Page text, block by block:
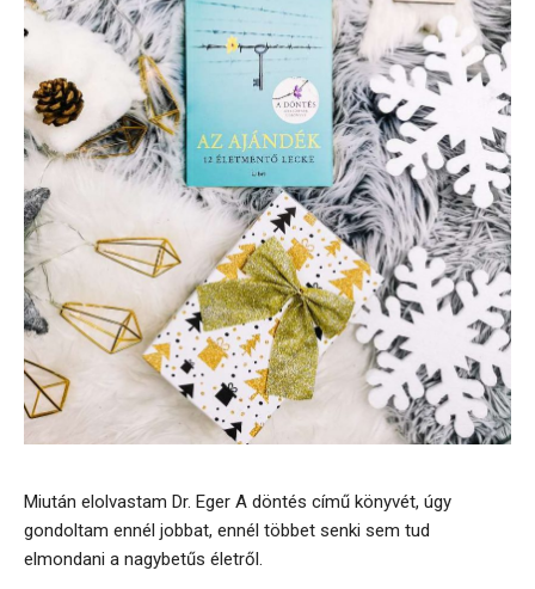
Miután elolvastam Dr. Eger A döntés című könyvét, úgy
gondoltam ennél jobbat, ennél többet senki sem tud
elmondani a nagybetűs életről.